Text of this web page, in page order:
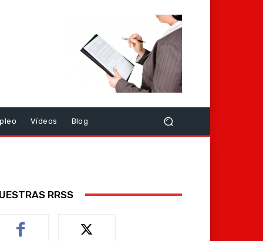
Vídeos Blog
RRSS